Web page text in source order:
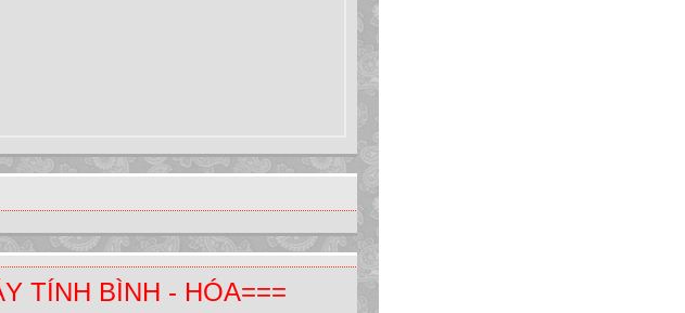
TÍNH BÌNH - HÓA===